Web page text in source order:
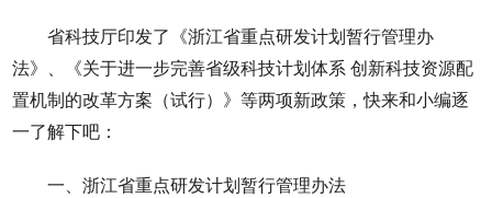
省科技厅印发了《浙江省重点研发计划暂行管理办
法》、《关于进一步完善省级科技计划体系 创新科技资源配
置机制的改革方案（试行）》等两项新政策，快来和小编逐
一了解下吧：
一、浙江省重点研发计划暂行管理办法